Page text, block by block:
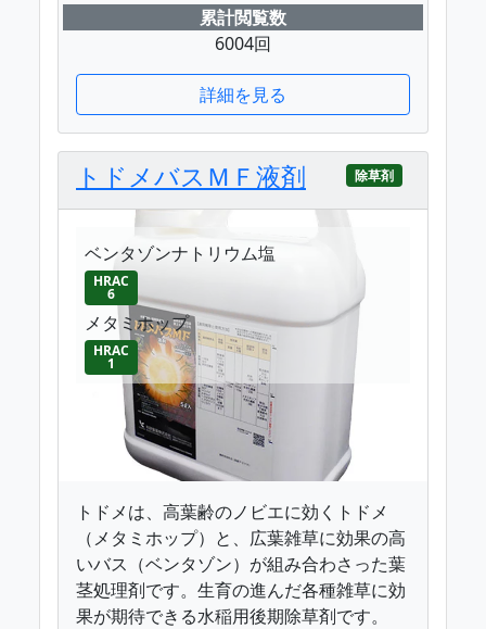
累計閲覧数
6004回
詳細を見る
トドメバスＭＦ液剤 除草剤
ベンタゾンナトリウム塩
HRAC
6
メタミホップ
HRAC
1
トドメは、高葉齢のノビエに効くトドメ
（メタミホップ）と、広葉雑草に効果の高
いバス（ベンタゾン）が組み合わさった葉
茎処理剤です。生育の進んだ各種雑草に効
果が期待できる水稲用後期除草剤です。